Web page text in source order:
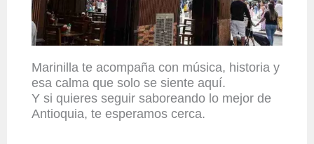
Marinilla te acompaña con música, historia y
esa calma que solo se siente aquí.
Y si quieres seguir saboreando lo mejor de
Antioquia, te esperamos cerca.